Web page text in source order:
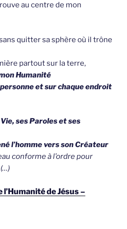
au centre de mon
quitter sa sphère où il trône
partout sur la terre,
Humanité
et sur chaque endroit
ses Paroles et ses
l’homme vers son Créateur
conforme à l’ordre pour
de Jésus –